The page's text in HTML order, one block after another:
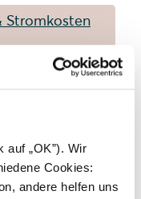
auf „OK”). Wir
Cookies:
andere helfen uns
Stromkosten
vor dem Kauf